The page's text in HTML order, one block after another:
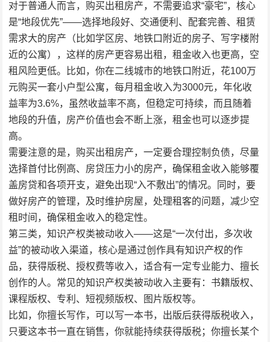
对于普通人而言，购买出租房产，不需要追求“豪宅”，核心
是“地段优先”——选择地段好、交通便利、配套完善、租赁
需求大的房产（比如学区房、地铁口附近的房子、写字楼附
近的公寓），这样的房产更容易出租，租金收入也更高，空
租风险更低。比如，你在二线城市的地铁口附近，花100万
元购买一套小户型公寓，每月租金收入为3000元，年化收
益率为3.6%，虽然收益率不高，但稳定可持续，而且随着
地段的升值，房产价值也会不断上涨，租金也可以逐步提
高。
需要注意的是，购买出租房产，一定要合理控制负债，尽量
选择首付比例高、房贷压力小的房产，确保租金收入能够覆
盖房贷和各项开支，避免出现“入不敷出”的情况。同时，要
做好房产的管理，及时维护房屋，处理租客的问题，减少空
租时间，确保租金收入的稳定性。
第三类，知识产权类被动收入——这是“一次付出，多次收
益”的被动收入渠道，核心是通过创作具有知识产权的作
品，获得版税、授权费等收入，适合有一定专业能力、擅长
创作的人。常见的知识产权类被动收入主要有：书籍版权、
课程版权、专利、短视频版权、图片版权等。
比如，你擅长写作，可以写一本书，出版后获得版税收入，
只要这本书一直在销售，你就能持续获得版税；你擅长某个